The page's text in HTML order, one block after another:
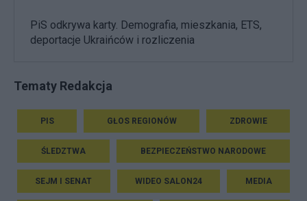
PiS odkrywa karty. Demografia, mieszkania, ETS,
deportacje Ukraińców i rozliczenia
Tematy Redakcja
PIS GŁOS REGIONÓW ZDROWIE
ŚLEDZTWA BEZPIECZEŃSTWO NARODOWE
SEJM I SENAT WIDEO SALON24 MEDIA